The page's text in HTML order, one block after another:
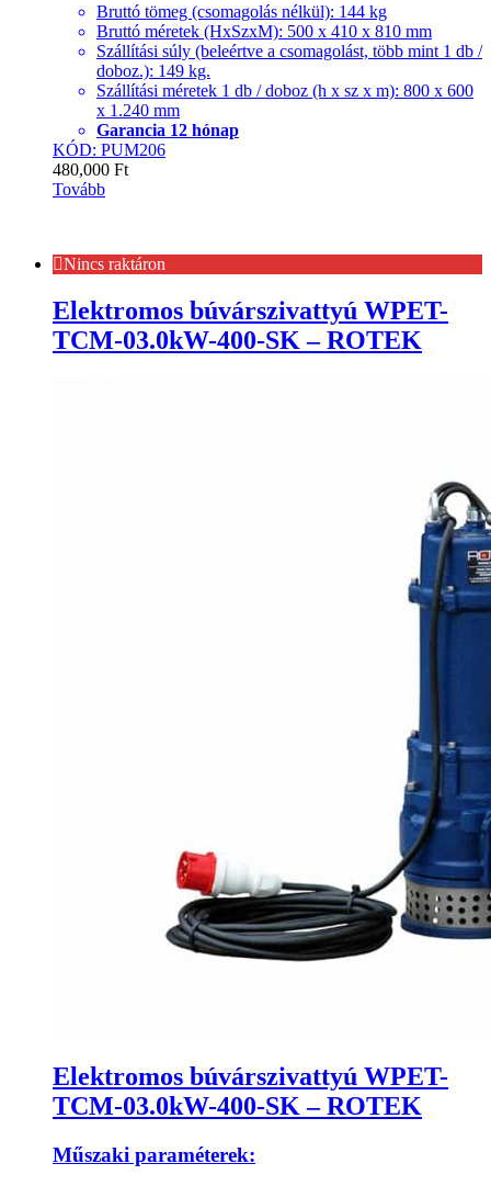
Bruttó tömeg (csomagolás nélkül): 144 kg
Bruttó méretek (HxSzxM): 500 x 410 x 810 mm
Szállítási súly (beleértve a csomagolást, több mint 1 db /
doboz.): 149 kg.
Szállítási méretek 1 db / doboz (h x sz x m): 800 x 600
x 1.240 mm
Garancia 12 hónap
KÓD: PUM206
480,000 Ft
Tovább
Nincs raktáron
Elektromos búvárszivattyú WPET-
TCM-03.0kW-400-SK – ROTEK
Elektromos búvárszivattyú WPET-
TCM-03.0kW-400-SK – ROTEK
Műszaki paraméterek: